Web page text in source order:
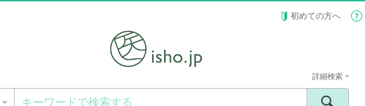
初めての方へ
詳細検索